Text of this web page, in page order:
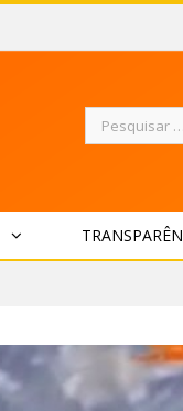
Pesquisar